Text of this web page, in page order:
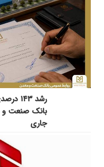
رشد
بانک صنعت
جاری